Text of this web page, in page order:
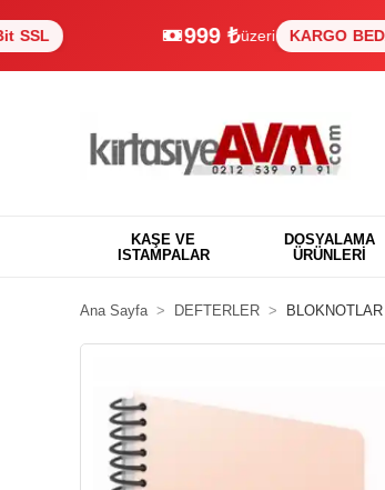
999 ₺üzeri KARGO BEDAVA
KAŞE VE
ISTAMPALAR
DOSYALAMA
ÜRÜNLERİ
Ana Sayfa DEFTERLER BLOKNOTLAR